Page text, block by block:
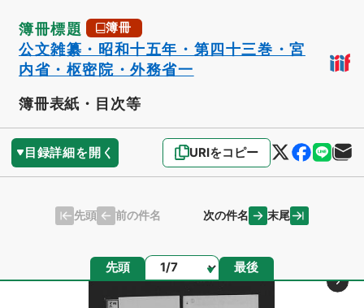
簿冊標題 簿冊
公文雑纂・昭和十五年・第四十三巻・宮
内省・枢密院・外務省一
簿冊表紙・目次等
目録詳細を開く URIをコピー
先頭 前の件名 次の件名 末尾
先頭 ページ 最後